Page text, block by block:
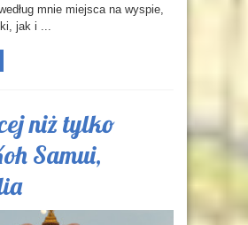
mnie miejsca na wyspie,
jak i ...
niż tylko
Samui,